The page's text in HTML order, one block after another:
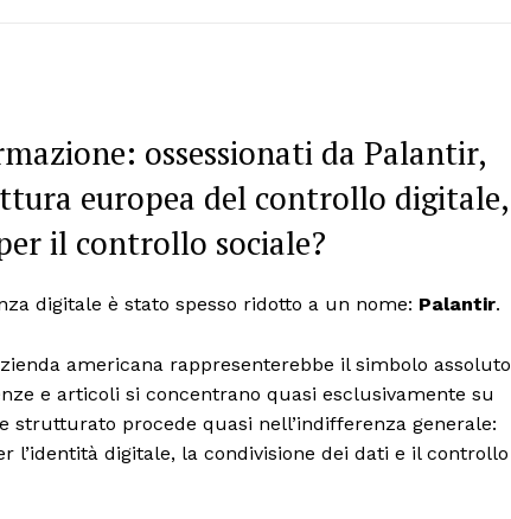
ossessionati da Palantir,
europea del controllo digitale,
il controllo sociale?
digitale è stato spesso ridotto a un nome: Palantir.
americana rappresenterebbe il simbolo assoluto
e articoli si concentrano quasi esclusivamente su
procede quasi nell’indifferenza generale:
digitale, la condivisione dei dati e il controllo